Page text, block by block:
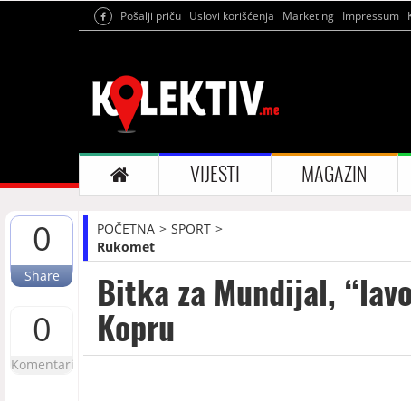
Pošalji priču Uslovi korišćenja Marketing Impressum
VIJESTI MAGAZIN
0
Share
0
Komentari
POČETNA
SPORT
Rukomet
Bitka za Mundijal,
Kopru